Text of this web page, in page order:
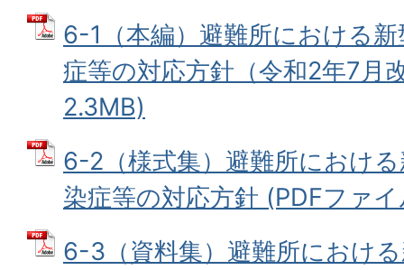
6-1（本編）避難所における
症等の対応方針（令和2年7月
2.3MB)
6-2（様式集）避難所におけ
染症等の対応方針 (PDFファ
6-3（資料集）避難所におけ